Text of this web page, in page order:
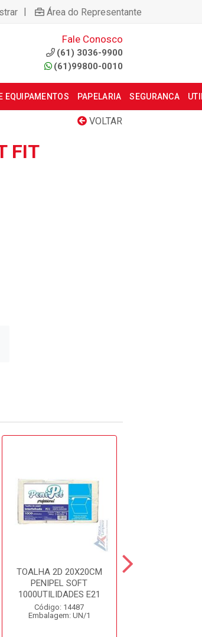
| Área do Representante
Fale Conosco
(61) 3036-9900
(61)99800-0010
EQUIPAMENTOS PAPELARIA SEGURANCA
VOLTAR
FIT
TOALHA 2D 20X20CM
PENIPEL SOFT
1000UTILIDADES E21
Código: 14487
Embalagem: UN/1